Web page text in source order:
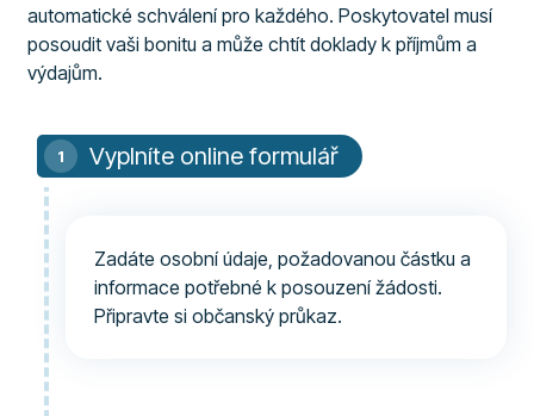
automatické schválení pro každého. Poskytovatel musí
posoudit vaši bonitu a může chtít doklady k příjmům a
výdajům.
Vyplníte online formulář
Zadáte osobní údaje, požadovanou částku a
informace potřebné k posouzení žádosti.
Připravte si občanský průkaz.